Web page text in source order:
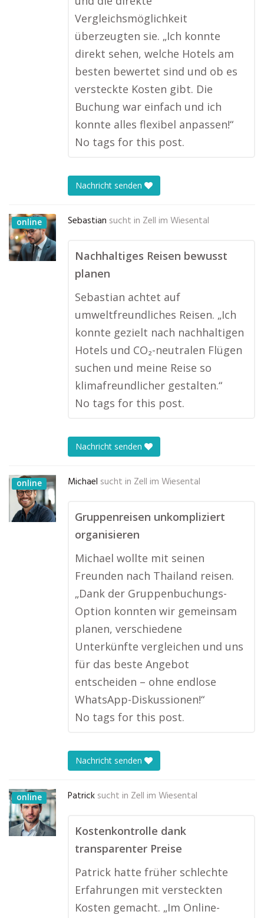
Vergleichsmöglichkeit
überzeugten sie. „Ich konnte
direkt sehen, welche Hotels am
besten bewertet sind und ob es
versteckte Kosten gibt. Die
Buchung war einfach und ich
konnte alles flexibel anpassen!“
No tags for this post.
Nachricht senden
online Sebastian sucht in Zell im Wiesental
Nachhaltiges Reisen bewusst
planen
Sebastian achtet auf
umweltfreundliches Reisen. „Ich
konnte gezielt nach nachhaltigen
Hotels und CO₂-neutralen Flügen
suchen und meine Reise so
klimafreundlicher gestalten.“
No tags for this post.
Nachricht senden
online Michael sucht in Zell im Wiesental
Gruppenreisen unkompliziert
organisieren
Michael wollte mit seinen
Freunden nach Thailand reisen.
„Dank der Gruppenbuchungs-
Option konnten wir gemeinsam
planen, verschiedene
Unterkünfte vergleichen und uns
für das beste Angebot
entscheiden – ohne endlose
WhatsApp-Diskussionen!“
No tags for this post.
Nachricht senden
online Patrick sucht in Zell im Wiesental
Kostenkontrolle dank
transparenter Preise
Patrick hatte früher schlechte
Erfahrungen mit versteckten
Kosten gemacht. „Im Online-